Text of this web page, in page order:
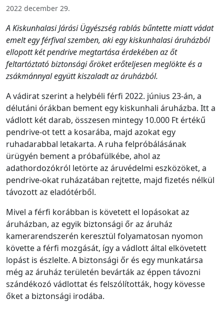
2022 december 29.
A Kiskunhalasi Járási Ügyészség rablás bűntette miatt vádat
emelt egy férfival szemben, aki egy kiskunhalasi áruházból
ellopott két pendrive megtartása érdekében az őt
feltartóztató biztonsági őröket erőteljesen meglökte és a
zsákmánnyal együtt kiszaladt az áruházból.
A vádirat szerint a helybéli férfi 2022. június 23-án, a
délutáni órákban bement egy kiskunhali áruházba. Itt a
vádlott két darab, összesen mintegy 10.000 Ft értékű
pendrive-ot tett a kosarába, majd azokat egy
ruhadarabbal letakarta. A ruha felpróbálásának
ürügyén bement a próbafülkébe, ahol az
adathordozókról letörte az áruvédelmi eszközöket, a
pendrive-okat ruházatában rejtette, majd fizetés nélkül
távozott az eladótérből.
Mivel a férfi korábban is követett el lopásokat az
áruházban, az egyik biztonsági őr az áruház
kamerarendszerén keresztül folyamatosan nyomon
követte a férfi mozgását, így a vádlott által elkövetett
lopást is észlelte. A biztonsági őr és egy munkatársa
még az áruház területén bevárták az éppen távozni
szándékozó vádlottat és felszólították, hogy kövesse
őket a biztonsági irodába.